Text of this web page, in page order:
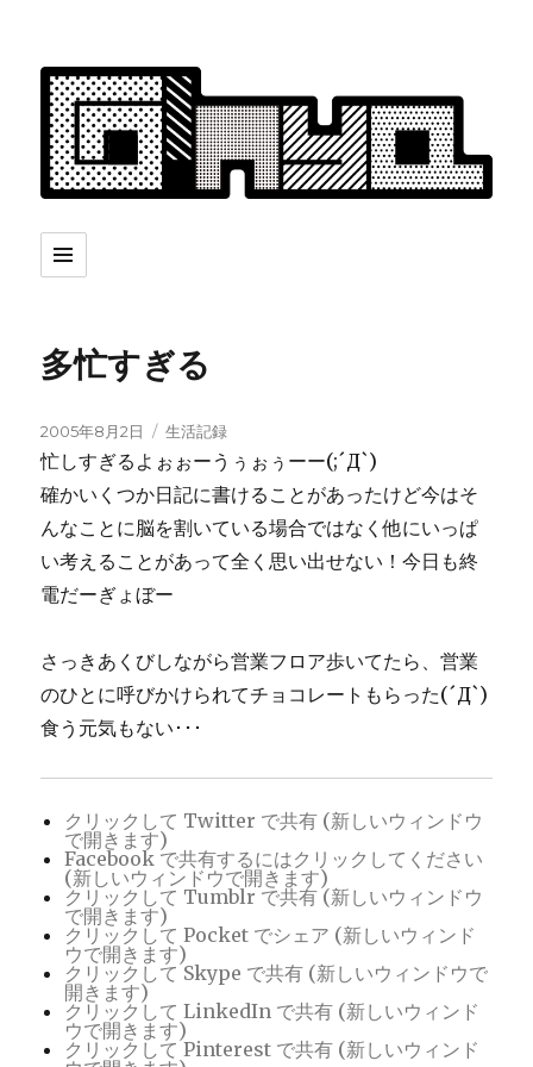
多忙すぎる
投
稿
2005年8月2日
カ
テ
リ
ー
生活記録
忙しすぎるよぉぉーうぅぉぅーー(;´Д`)
確かいくつか日記に書けることがあったけど今はそ
んなことに脳を割いている場合ではなく他にいっぱ
い考えることがあって全く思い出せない！今日も終
電だーぎょぼー
さっきあくびしながら営業フロア歩いてたら、営業
のひとに呼びかけられてチョコレートもらった(´Д`)
食う元気もない･･･
クリックして Twitter で共有 (新しいウィンドウ
で開きます)
Facebook で共有するにはクリックしてください
(新しいウィンドウで開きます)
クリックして Tumblr で共有 (新しいウィンドウ
で開きます)
クリックして Pocket でシェア (新しいウィンド
ウで開きます)
クリックして Skype で共有 (新しいウィンドウで
開きます)
クリックして LinkedIn で共有 (新しいウィンド
ウで開きます)
クリックして Pinterest で共有 (新しいウィンド